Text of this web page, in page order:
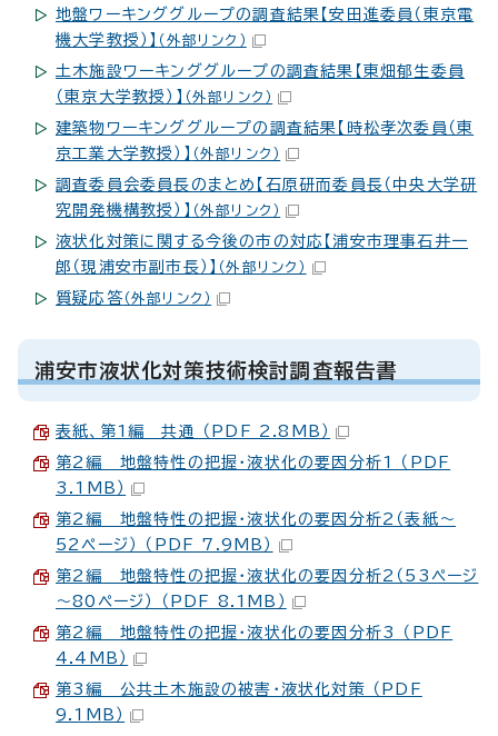
地盤ワーキンググループの調査結果【安田進委員（東京電
機大学教授）】 （外部リンク）
土木施設ワーキンググループの調査結果【東畑郁生委員
（東京大学教授）】 （外部リンク）
建築物ワーキンググループの調査結果【時松孝次委員（東
京工業大学教授）】 （外部リンク）
調査委員会委員長のまとめ【石原研而委員長（中央大学研
究開発機構教授）】 （外部リンク）
液状化対策に関する今後の市の対応【浦安市理事石井一
郎（現浦安市副市長）】 （外部リンク）
質疑応答（外部リンク）
浦安市液状化対策技術検討調査報告書
表紙、第1編 共通 （PDF 2.8MB）
第2編 地盤特性の把握・液状化の要因分析1 （PDF
3.1MB）
第2編 地盤特性の把握・液状化の要因分析2（表紙～
52ページ） （PDF 7.9MB）
第2編 地盤特性の把握・液状化の要因分析2（53ページ
～80ページ） （PDF 8.1MB）
第2編 地盤特性の把握・液状化の要因分析3 （PDF
4.4MB）
第3編 公共土木施設の被害・液状化対策 （PDF
9.1MB）